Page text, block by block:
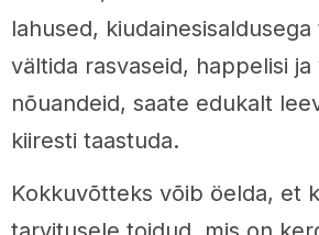
lahused,
vältida rasvaseid, happelisi
nõuandeid, saate edukalt
kiiresti taastuda.
Kokkuvõtteks võib öelda, et